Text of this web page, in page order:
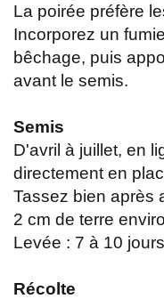
La poirée préfère
Incorporez un
bêchage, puis
avant le semis.
Semis
D'avril à juillet, en
directement en
Tassez bien après
2 cm de terre
Levée : 7 à 10
Récolte